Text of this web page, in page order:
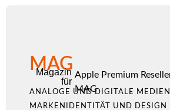
MAG
Magazin
für
Apple Premium
MAG
ANALOGE UND DIGITALE MEDIEN
MARKENIDENTITÄT UND DESIGN